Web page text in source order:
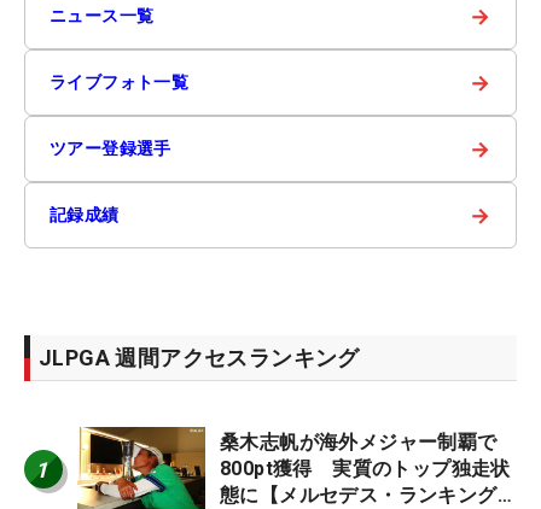
ニュース一覧 →
ライブフォト一覧 →
ツアー登録選手 →
記録成績 →
JLPGA 週間アクセスランキング
1
桑木志帆が海外メジャー制覇で
800pt獲得 実質のトップ独走状
態に【メルセデス・ランキング番